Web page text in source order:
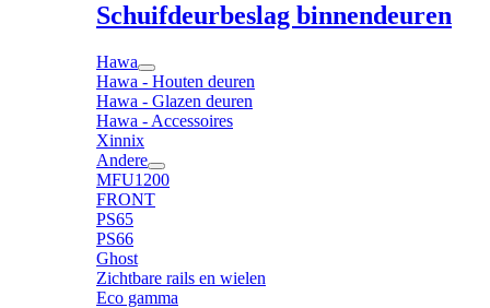
Schuifdeurbeslag binnendeuren
Hawa
Hawa - Houten deuren
Hawa - Glazen deuren
Hawa - Accessoires
Xinnix
Andere
MFU1200
FRONT
PS65
PS66
Ghost
Zichtbare rails en wielen
Eco gamma